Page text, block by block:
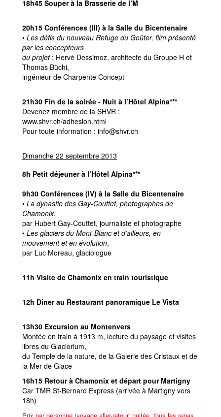
18h45 Souper à la Brasserie de l’M
20h15 Conférences (III) à la Salle du Bicentenaire
• Les défis du nouveau Refuge du Goûter, film présenté
par les concepteurs
du projet : Hervé Dessimoz, architecte du Groupe H et
Thomas Büchi,
ingénieur de Charpente Concept
21h30 Fin de la soirée - Nuit à l’Hôtel Alpina***
Devenez membre de la SHVR :
www.shvr.ch/adhesion.html
Pour toute information : info@shvr.ch
Dimanche 22 septembre 2013
8h Petit déjeuner à l’Hôtel Alpina***
9h30 Conférences (IV) à la Salle du Bicentenaire
• La dynastie des Gay-Couttet, photographes de
Chamonix,
par Hubert Gay-Couttet, journaliste et photographe
• Les glaciers du Mont-Blanc et d’ailleurs, en
mouvement et en évolution,
par Luc Moreau, glaciologue
11h Visite de Chamonix en train touristique
12h Dîner au Restaurant panoramique Le Vista
13h30 Excursion au Montenvers
Montée en train à 1913 m, lecture du paysage et visites
libres du Glaciorium,
du Temple de la nature, de la Galerie des Cristaux et de
la Mer de Glace
16h15 Retour à Chamonix et départ pour Martigny
Car TMR St-Bernard Express (arrivée à Martigny vers
18h)